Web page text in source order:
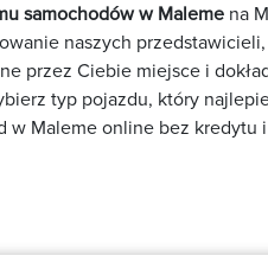
samochodów w Maleme na
naszych
przez Ciebie miejsce i
typ pojazdu, który
w Maleme online bez kredytu